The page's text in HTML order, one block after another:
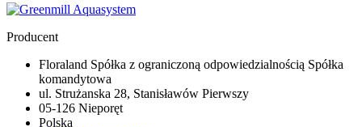
Producent
Floraland Spółka z ograniczoną odpowiedzialnością Spółka
komandytowa
ul. Strużanska 28, Stanisławów Pierwszy
05-126 Nieporęt
Polska